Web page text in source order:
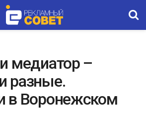
медиатор –
разные.
в Воронежском